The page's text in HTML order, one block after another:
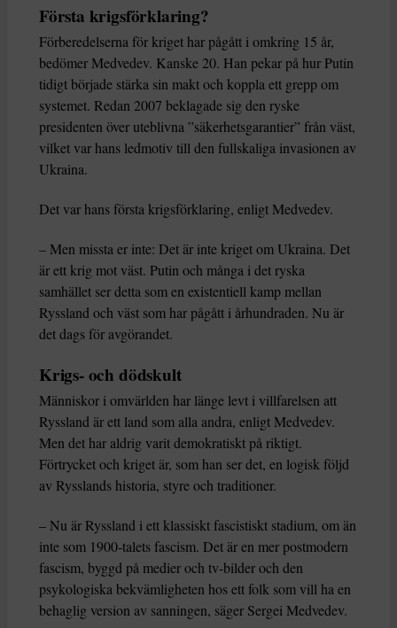
Första krigsförklaring?
Förberedelserna för kriget har pågått i omkring 15 år,
bedömer Medvedev. Kanske 20. Han pekar på hur Putin
tidigt började stärka sin makt och koppla ett grepp om
systemet. Redan 2007 beklagade sig den ryske
presidenten över uteblivna ”säkerhetsgarantier” från väst,
vilket var hans ledmotiv till den fullskaliga invasionen av
Ukraina.
Det var hans första krigsförklaring, enligt Medvedev.
– Men missta er inte: Det är inte kriget om Ukraina. Det
är ett krig mot väst. Putin och många i det ryska
samhället ser detta som en existentiell kamp mellan
Ryssland och väst som har pågått i århundraden. Nu är
det dags för avgörandet.
Krigs- och dödskult
Människor i omvärlden har länge levt i villfarelsen att
Ryssland är ett land som alla andra, enligt Medvedev.
Men det har aldrig varit demokratiskt på riktigt.
Förtrycket och kriget är, som han ser det, en logisk följd
av Rysslands historia, styre och traditioner.
– Nu är Ryssland i ett klassiskt fascistiskt stadium, om än
inte som 1900-talets fascism. Det är en mer postmodern
fascism, byggd på medier och tv-bilder och den
psykologiska bekvämligheten hos ett folk som vill ha en
behaglig version av sanningen, säger Sergei Medvedev.